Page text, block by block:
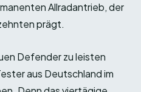
Allradantrieb, der
prägt.
Defender zu leisten
aus Deutschland im